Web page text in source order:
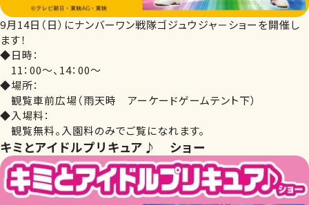
9月14日（日）にナンバーワン戦隊ゴジュウジャ－ショーを開催し
ます！
◆日時：
11：00～、14：00～
◆場所：
観覧車前広場（雨天時 アーケードゲームテント下）
◆入場料：
観覧無料。入園料のみでご覧になれます。
キミとアイドルプリキュア♪ ショー